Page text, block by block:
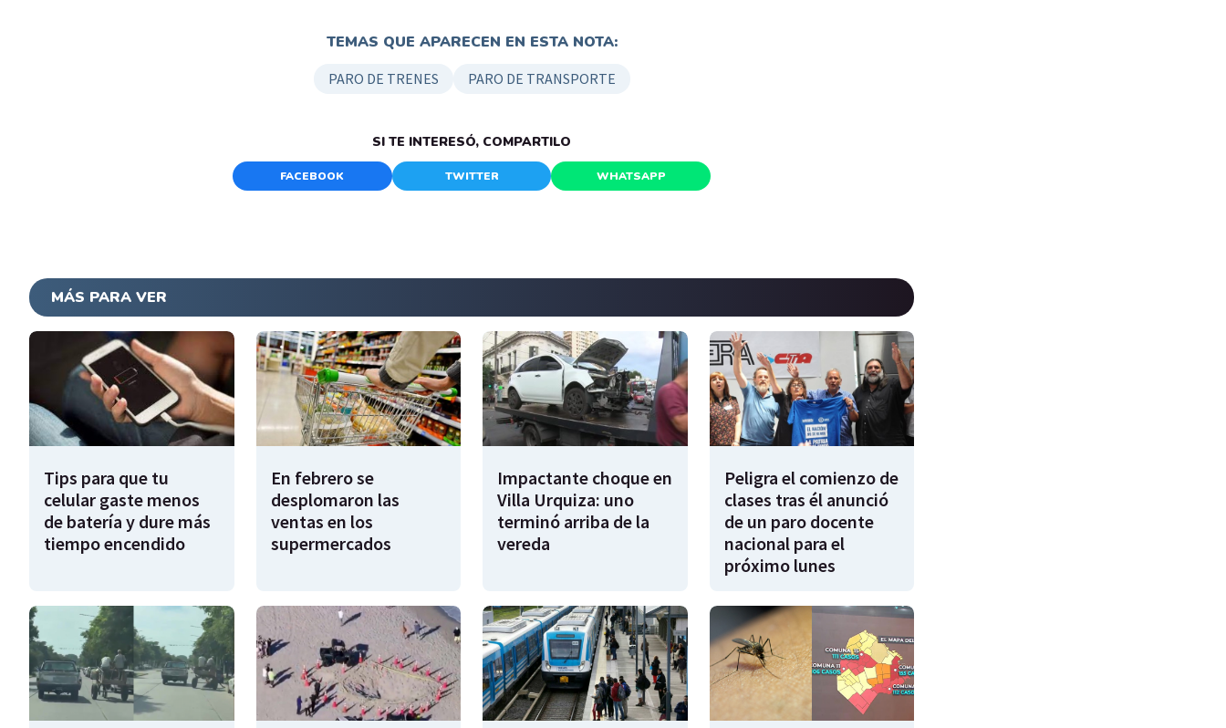
TEMAS QUE APARECEN EN ESTA NOTA:
PARO DE TRENES PARO DE TRANSPORTE
SI TE INTERESÓ, COMPARTILO
FACEBOOK TWITTER WHATSAPP
MÁS PARA VER
Tips para que tu
celular gaste menos
de batería y dure más
tiempo encendido
En febrero se
desplomaron las
ventas en los
supermercados
Impactante choque en
Villa Urquiza: uno
terminó arriba de la
vereda
Peligra el comienzo de
clases tras él anunció
de un paro docente
nacional para el
próximo lunes